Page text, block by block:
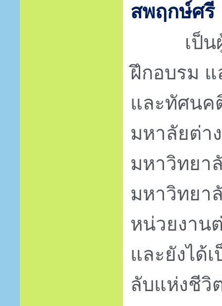
สพฤกษ์ศรี
เป็นผู้มี
ฝึกอบรม แ
และทัศนค
มหาลัยต่า
มหาวิทยา
มหาวิทยา
หน่วยงาน
และยังได้
ลับแห่งชีวิ